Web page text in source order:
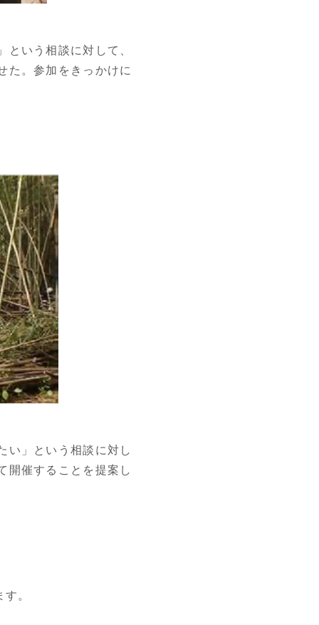
いう相談に対して、
た。参加をきっかけに
い」という相談に対し
開催することを提案し
。